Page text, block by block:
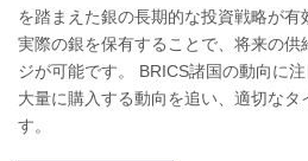
を踏まえた銀の長期的な投資戦略が有
実際の銀を保有することで、将来の供
ジが可能です。 BRICS諸国の動向に
大量に購入する動向を追い、適切な
す。